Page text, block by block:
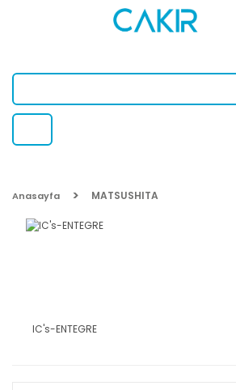
Anasayfa MATSUSHITA
IC's-ENTEGRE